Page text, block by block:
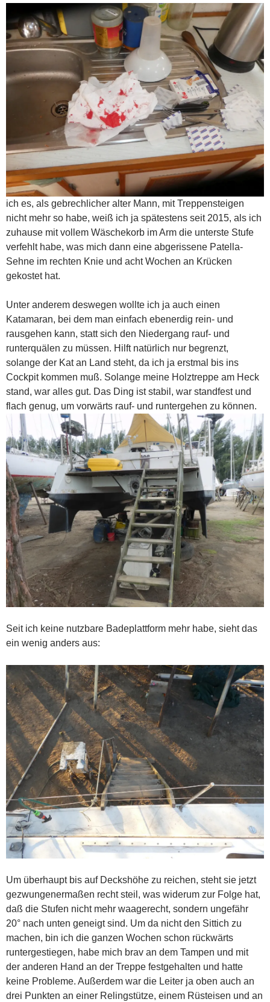
ich es, als gebrechlicher alter Mann, mit Treppensteigen
nicht mehr so habe, weiß ich ja spätestens seit 2015, als ich
zuhause mit vollem Wäschekorb im Arm die unterste Stufe
verfehlt habe, was mich dann eine abgerissene Patella-
Sehne im rechten Knie und acht Wochen an Krücken
gekostet hat.
Unter anderem deswegen wollte ich ja auch einen
Katamaran, bei dem man einfach ebenerdig rein- und
rausgehen kann, statt sich den Niedergang rauf- und
runterquälen zu müssen. Hilft natürlich nur begrenzt,
solange der Kat an Land steht, da ich ja erstmal bis ins
Cockpit kommen muß. Solange meine Holztreppe am Heck
stand, war alles gut. Das Ding ist stabil, war standfest und
flach genug, um vorwärts rauf- und runtergehen zu können.
Seit ich keine nutzbare Badeplattform mehr habe, sieht das
ein wenig anders aus:
Um überhaupt bis auf Deckshöhe zu reichen, steht sie jetzt
gezwungenermaßen recht steil, was widerum zur Folge hat,
daß die Stufen nicht mehr waagerecht, sondern ungefähr
20° nach unten geneigt sind. Um da nicht den Sittich zu
machen, bin ich die ganzen Wochen schon rückwärts
runtergestiegen, habe mich brav an dem Tampen und mit
der anderen Hand an der Treppe festgehalten und hatte
keine Probleme. Außerdem war die Leiter ja oben auch an
drei Punkten an einer Relingstütze, einem Rüsteisen und an